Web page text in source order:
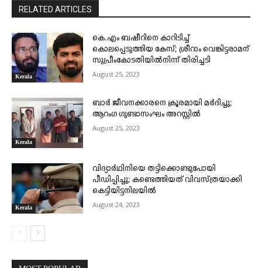
RELATED ARTICLES
Kerala
കെ.എം ബഷീറിനെ കാറിടിച്ച്
കൊലപ്പെടുത്തിയ കേസ്; ശ്രീറാം വെങ്കിട്ടരാമന്
സുപ്രീംകോടതിയിൽനിന്ന് തിരിച്ചടി
August 25, 2023
Kerala
ബാർ ജീവനക്കാരനെ ക്രൂരമായി മർദിച്ചു;
ആറംഗ ഗുണ്ടാസംഘം അറസ്റ്റിൽ
August 25, 2023
Kerala
വിദ്യാർഥിനിയെ തട്ടിക്കൊണ്ടുപോയി
പീഡിപ്പിച്ചു; കണ്ടെത്തിയത് വിവസ്ത്രയാക്കി
കെട്ടിയിട്ടനിലയിൽ
August 24, 2023